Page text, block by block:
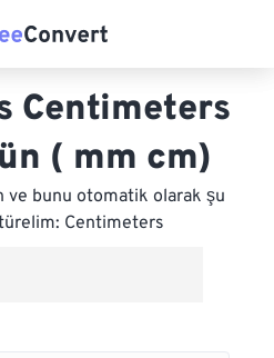
Centimeters
( mm cm)
ve bunu otomatik olarak şu
Centimeters